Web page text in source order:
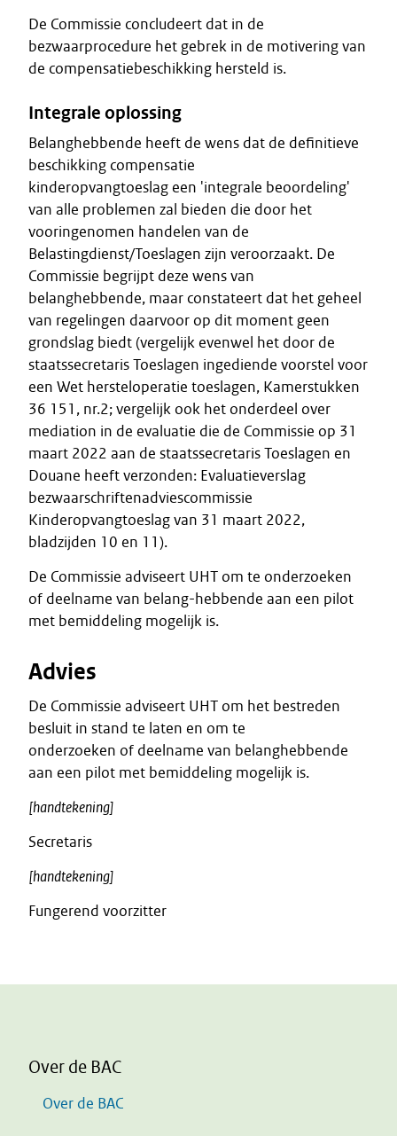
De Commissie concludeert dat in de
bezwaarprocedure het gebrek in de motivering van
de compensatiebeschikking hersteld is.
Integrale oplossing
Belanghebbende heeft de wens dat de definitieve
beschikking compensatie
kinderopvangtoeslag een 'integrale beoordeling'
van alle problemen zal bieden die door het
vooringenomen handelen van de
Belastingdienst/Toeslagen zijn veroorzaakt. De
Commissie begrijpt deze wens van
belanghebbende, maar constateert dat het geheel
van regelingen daarvoor op dit moment geen
grondslag biedt (vergelijk evenwel het door de
staatssecretaris Toeslagen ingediende voorstel voor
een Wet hersteloperatie toeslagen, Kamerstukken
36 151, nr.2; vergelijk ook het onderdeel over
mediation in de evaluatie die de Commissie op 31
maart 2022 aan de staatssecretaris Toeslagen en
Douane heeft verzonden: Evaluatieverslag
bezwaarschriftenadviescommissie
Kinderopvangtoeslag van 31 maart 2022,
bladzijden 10 en 11).
De Commissie adviseert UHT om te onderzoeken
of deelname van belang-hebbende aan een pilot
met bemiddeling mogelijk is.
Advies
De Commissie adviseert UHT om het bestreden
besluit in stand te laten en om te
onderzoeken of deelname van belanghebbende
aan een pilot met bemiddeling mogelijk is.
[handtekening]
Secretaris
[handtekening]
Fungerend voorzitter
Over de BAC
Over de BAC